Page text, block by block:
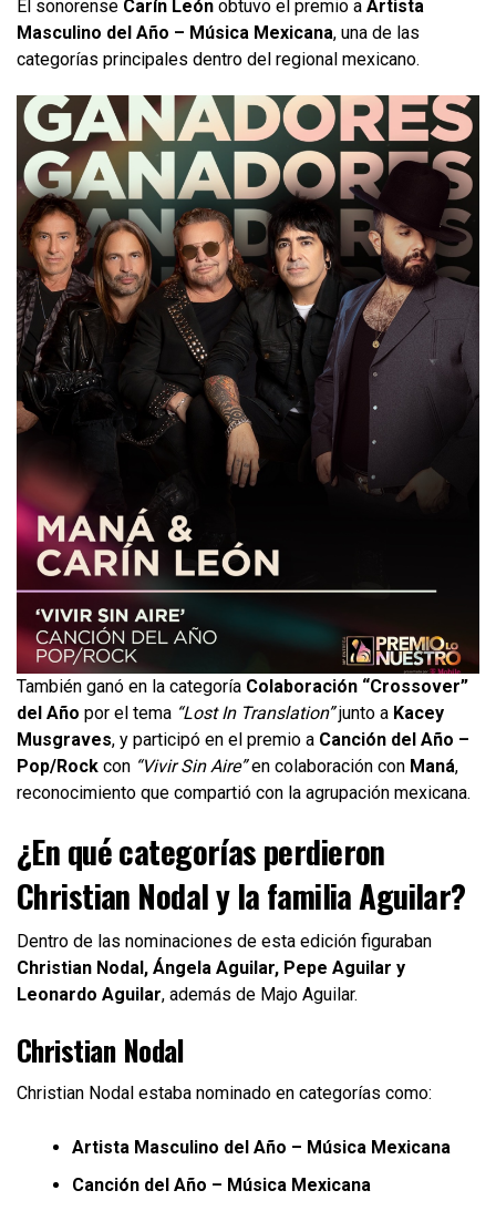
El sonorense Carín León obtuvo el premio a Artista
Masculino del Año – Música Mexicana, una de las
categorías principales dentro del regional mexicano.
También ganó en la categoría Colaboración “Crossover”
del Año por el tema “Lost In Translation”junto a Kacey
Musgraves, y participó en el premio a Canción del Año –
Pop/Rock con “Vivir Sin Aire”en colaboración con Maná,
reconocimiento que compartió con la agrupación mexicana.
¿En qué categorías perdieron
Christian Nodal y la familia Aguilar?
Dentro de las nominaciones de esta edición figuraban
Christian Nodal, Ángela Aguilar, Pepe Aguilar y
Leonardo Aguilar, además de Majo Aguilar.
Christian Nodal
Christian Nodal estaba nominado en categorías como:
Artista Masculino del Año – Música Mexicana
Canción del Año – Música Mexicana